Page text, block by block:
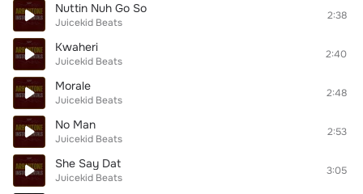
Nuttin Nuh Go So
Juicekid Beats
2:38
Kwaheri
Juicekid Beats
2:40
Morale
Juicekid Beats
2:48
No Man
Juicekid Beats
2:53
She Say Dat
Juicekid Beats
3:05